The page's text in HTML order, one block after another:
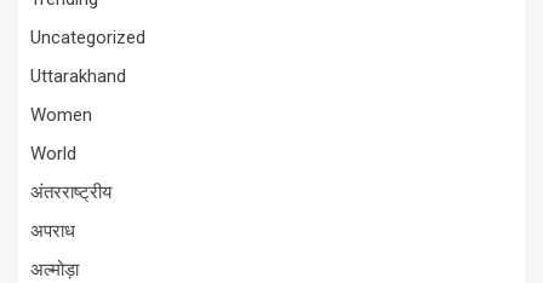
Uncategorized
Uttarakhand
Women
World
अंतरराष्ट्रीय
अपराध
अल्मोड़ा